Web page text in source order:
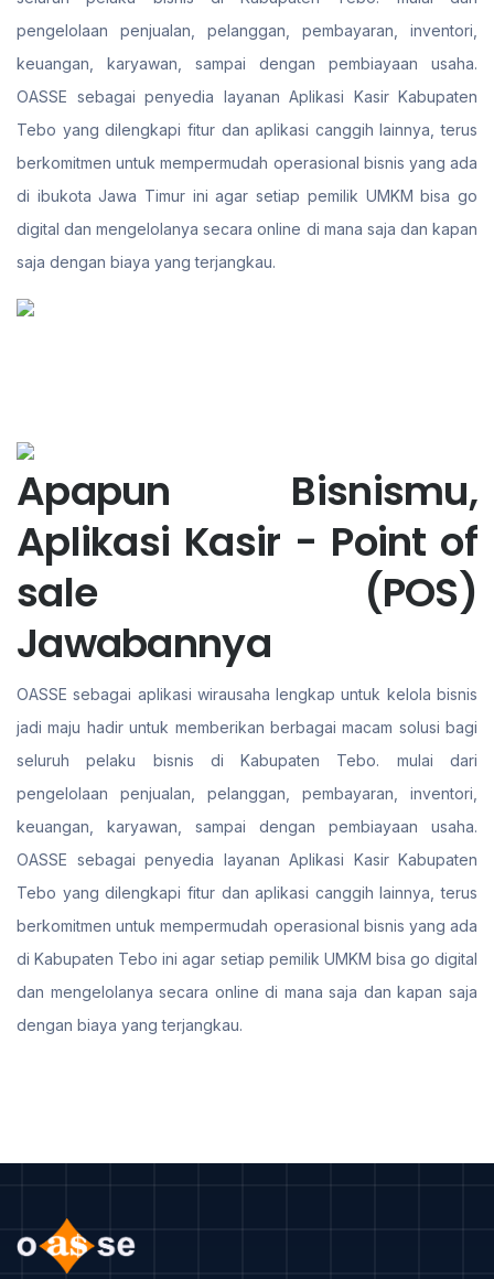
pengelolaan penjualan, pelanggan, pembayaran, inventori,
keuangan, karyawan, sampai dengan pembiayaan usaha.
OASSE sebagai penyedia layanan Aplikasi Kasir Kabupaten
Tebo yang dilengkapi fitur dan aplikasi canggih lainnya, terus
berkomitmen untuk mempermudah operasional bisnis yang ada
di ibukota Jawa Timur ini agar setiap pemilik UMKM bisa go
digital dan mengelolanya secara online di mana saja dan kapan
saja dengan biaya yang terjangkau.
Apapun Bisnismu,
Aplikasi Kasir - Point of
sale (POS)
Jawabannya
OASSE sebagai aplikasi wirausaha lengkap untuk kelola bisnis
jadi maju hadir untuk memberikan berbagai macam solusi bagi
seluruh pelaku bisnis di Kabupaten Tebo. mulai dari
pengelolaan penjualan, pelanggan, pembayaran, inventori,
keuangan, karyawan, sampai dengan pembiayaan usaha.
OASSE sebagai penyedia layanan Aplikasi Kasir Kabupaten
Tebo yang dilengkapi fitur dan aplikasi canggih lainnya, terus
berkomitmen untuk mempermudah operasional bisnis yang ada
di Kabupaten Tebo ini agar setiap pemilik UMKM bisa go digital
dan mengelolanya secara online di mana saja dan kapan saja
dengan biaya yang terjangkau.